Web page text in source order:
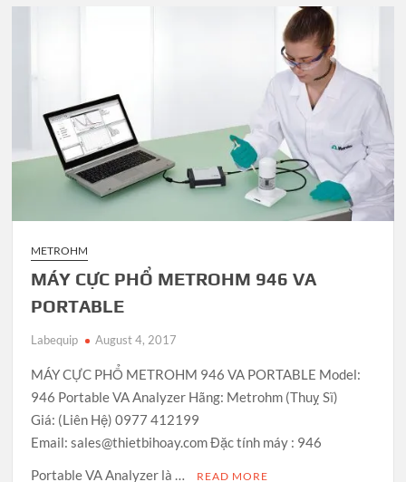
METROHM
MÁY CỰC PHỔ METROHM 946 VA
PORTABLE
Labequip August 4, 2017
MÁY CỰC PHỔ METROHM 946 VA PORTABLE Model:
946 Portable VA Analyzer Hãng: Metrohm (Thuỵ Sĩ)
Giá: (Liên Hệ) 0977 412199
Email: sales@thietbihoay.com Đặc tính máy : 946
Portable VA Analyzer là …
READ MORE